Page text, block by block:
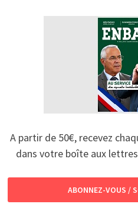
A partir de 50€, recevez
dans votre boîte aux
ABONNEZ-VOUS /